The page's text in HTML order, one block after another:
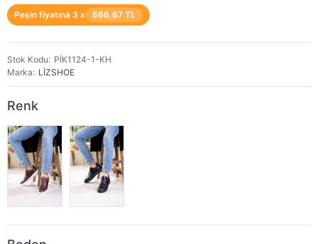
Peşin fiyatına 3 x 666,67 TL
Stok Kodu
PİK1124-1-KH
Marka
LİZSHOE
Renk